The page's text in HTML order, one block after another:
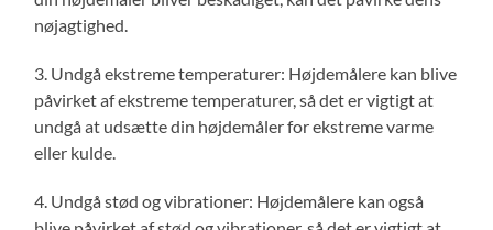
nøjagtighed.
3. Undgå ekstreme temperaturer: Højdemålere kan blive
påvirket af ekstreme temperaturer, så det er vigtigt at
undgå at udsætte din højdemåler for ekstreme varme
eller kulde.
4. Undgå stød og vibrationer: Højdemålere kan også